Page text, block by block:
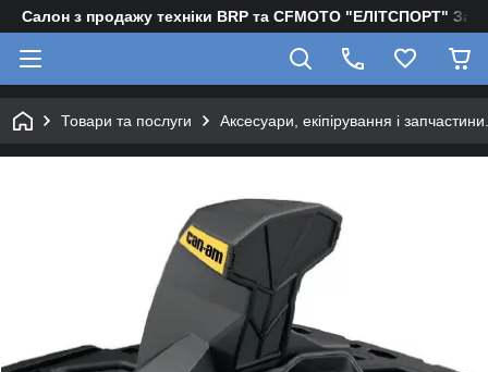
Салон з продажу техніки BRP та CFMOTO "EЛІТСПОРТ"
Товари та послуги Аксесуари, екіпірування і запчастини.